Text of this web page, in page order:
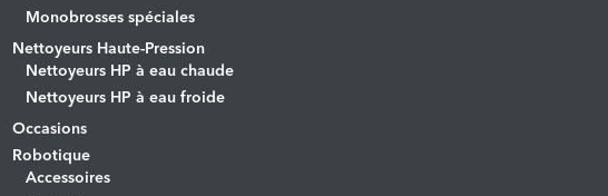
Monobrosses spéciales
Nettoyeurs Haute-Pression
Nettoyeurs HP à eau chaude
Nettoyeurs HP à eau froide
Occasions
Robotique
Accessoires